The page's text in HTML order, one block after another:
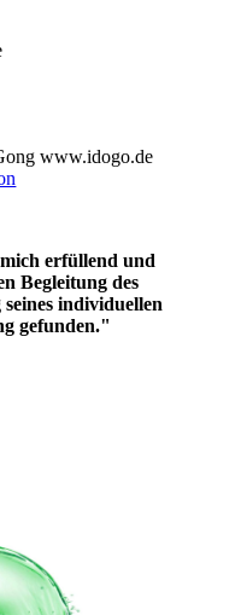
www.idogo.de
erfüllend und
Begleitung des
individuellen
gefunden."